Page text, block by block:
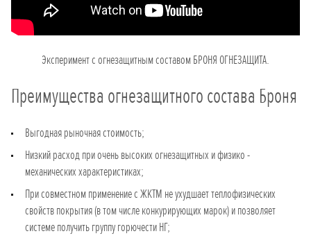
Эксперимент с огнезащитным составом БРОНЯ ОГНЕЗАЩИТА.
Преимущества огнезащитного состава Броня
Выгодная рыночная стоимость;
Низкий расход при очень высоких огнезащитных и физико -
механических характеристиках;
При совместном применение с ЖКТМ не ухудшает теплофизических
свойств покрытия (в том числе конкурирующих марок) и позволяет
системе получить группу горючести НГ;